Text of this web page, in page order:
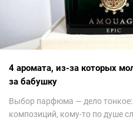
4 аромата, из-за которых
за бабушку
Выбор парфюма — дело тонкое:
композиций, кому-то по душе